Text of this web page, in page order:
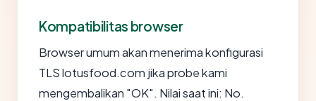
Kompatibilitas browser
Browser umum akan menerima konfigurasi
TLS lotusfood.com jika probe kami
mengembalikan "OK". Nilai saat ini: No.